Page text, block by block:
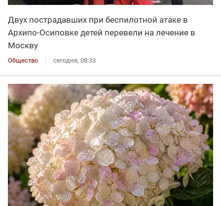
Двух пострадавших при беспилотной атаке в
Архипо-Осиповке детей перевели на лечение в
Москву
Общество сегодня, 08:33